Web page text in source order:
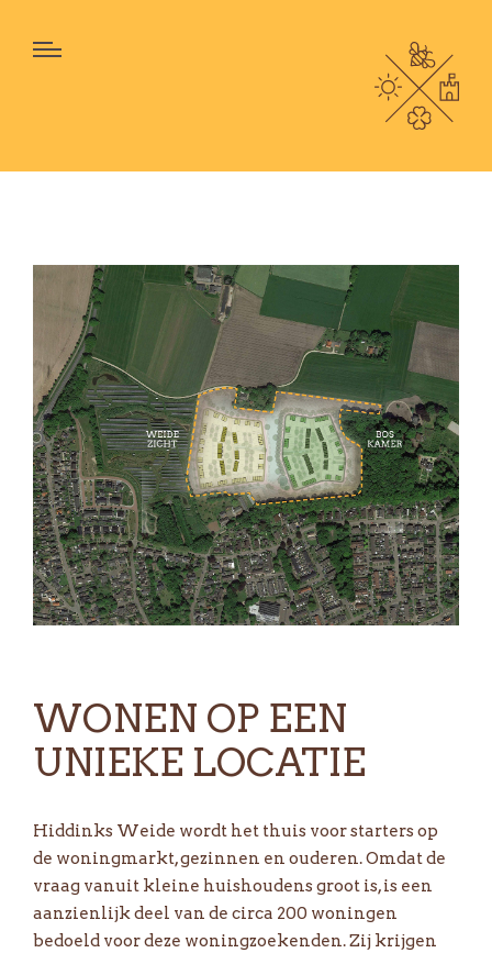
WONEN OP EEN
UNIEKE LOCATIE
Hiddinks Weide wordt het thuis voor starters op
de woningmarkt, gezinnen en ouderen. Omdat de
vraag vanuit kleine huishoudens groot is, is een
aanzienlijk deel van de circa 200 woningen
bedoeld voor deze woningzoekenden. Zij krijgen